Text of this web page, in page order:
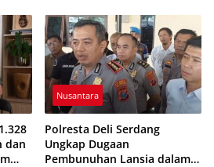
dan
Nusantara
Polresta Deli Serdang
Ungkap Dugaan
Pembunuhan Lansia dalam